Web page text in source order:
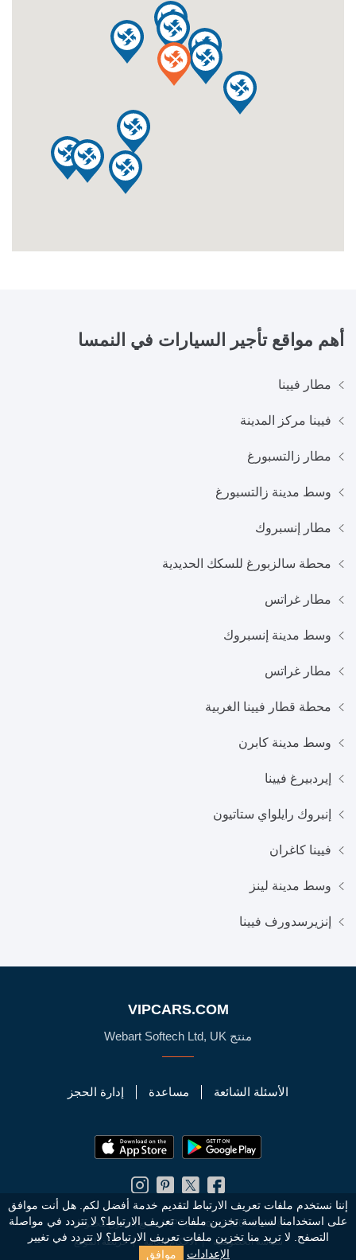
أهم مواقع تأجير السيارات في النمسا
مطار فيينا
فيينا مركز المدينة
مطار زالتسبورغ
وسط مدينة زالتسبورغ
مطار إنسبروك
محطة سالزبورغ للسكك الحديدية
مطار غراتس
وسط مدينة إنسبروك
مطار غراتس
محطة قطار فيينا الغربية
وسط مدينة كابرن
إيردبيرغ فيينا
إنبروك رايلواي ستاتيون
فيينا كاغران
وسط مدينة لينز
إنزيرسدورف فيينا
VIPCARS.COM
منتج Webart Softech Ltd, UK
الأسئلة الشائعة مساعدة إدارة الحجز
سياسة الخصوصية الأحكام العامة خريطة الموقع
© 2010 - 2026 VIPCars.com. جميع الحقوق محفوظة
إننا نستخدم ملفات تعريف الارتباط لتقديم خدمة أفضل لكم. هل أنت موافق
على استخدامنا لسياسة تخزين ملفات تعريف الارتباط؟ لا تتردد في مواصلة
التصفح. لا تريد منا تخزين ملفات تعريف الارتباط؟ لا تتردد في تغيير
الإعدادات
موافق